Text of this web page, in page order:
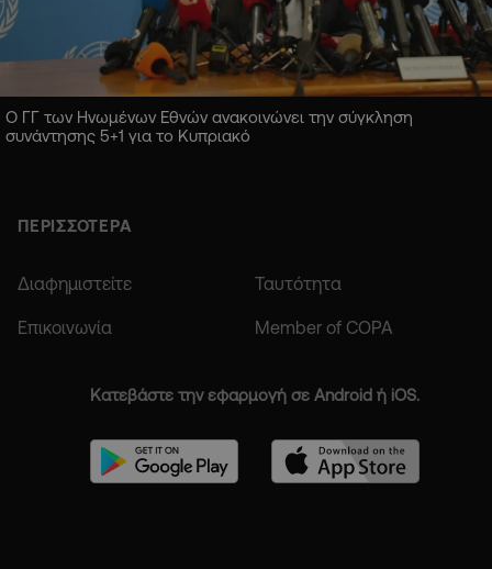
Ο ΓΓ των Ηνωμένων Εθνών ανακοινώνει την σύγκληση
συνάντησης 5+1 για το Κυπριακό
ΠΕΡΙΣΣΟΤΕΡΑ
Διαφημιστείτε Ταυτότητα
Επικοινωνία Member of COPA
Κατεβάστε την εφαρμογή σε Android ή iOS.